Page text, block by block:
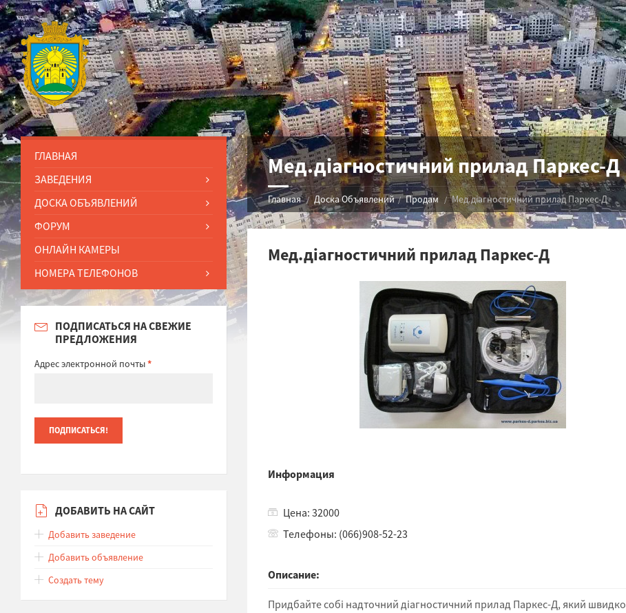
Мед.діагностичний прилад Паркес-Д
Главная Доска Объявлений Продам Мед.діагностичний прилад Паркес-Д
Мед.діагностичний прилад Паркес-Д
Информация
Цена: 32000
Телефоны: (066)908-52-23
Описание:
Придбайте собі надточний діагностичний прилад Паркес-Д, який швидко
ГЛАВНАЯ
ЗАВЕДЕНИЯ
ДОСКА ОБЪЯВЛЕНИЙ
ФОРУМ
ОНЛАЙН КАМЕРЫ
НОМЕРА ТЕЛЕФОНОВ
ПОДПИСАТЬСЯ НА СВЕЖИЕ
ПРЕДЛОЖЕНИЯ
Адрес электронной почты*
ДОБАВИТЬ НА САЙТ
Добавить заведение
Добавить объявление
Создать тему